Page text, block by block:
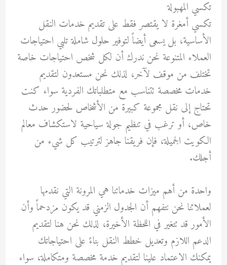
تكسي المهبولة
تكسي أمغرة لا يقتصر فقط على تقديم خدمات النقل
الأساسية، بل يسعى أيضاً لتوفير حلول شاملة تلبي احتياجات
العملاء المتنوعة نحن ندرك أن لكل شخص احتياجات خاصة
تختلف من موقف لآخر، لذلك نحن مستعدون لتقديم
خدمات مخصصة تتناسب مع متطلباتك الفردية سواء كنت
تحتاج إلى نقل مجموعة كبيرة من الأشخاص لحضور حدث
خاص، أو ترغب في تنظيم جولة سياحية لاستكشاف معالم
الكويت الجميلة، فإن فريقنا جاهز لترتيب كل شيء من
أجلك.
واحدة من أهم ميزات خدماتنا هي المرونة التي نقدمها
لعملائنا نحن نتفهم أن الجدول الزمني قد يكون مزدحماً وأن
الأمور قد تتغير في اللحظة الأخيرة، لذلك نحن هنا لتقديم
الدعم اللازم وتعديل خطط النقل بناءً على احتياجاتك
يمكنك الاعتماد علينا لتقديم خدمة مخصصة ومتكاملة، سواء